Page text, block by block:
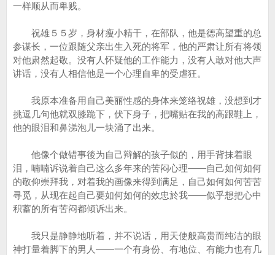
一样顺从而卑贱。
祝雄５５岁，身材瘦小精干，在部队，他是德高望重的总
参谋长，一位跟随父亲出生入死的将军，他的严肃让所有将领
对他肃然起敬。没有人怀疑他的工作能力，没有人敢对他大声
讲话，没有人相信他是一个心理自卑的受虐狂。
我原本准备用自己美丽性感的身体来笼络祝雄，没想到才
挑逗几句他就双膝跪下，伏下身子，把嘴贴在我的高跟鞋上，
他的眼泪和鼻涕泡儿一块涌了出来。
他像个做错事後为自己辩解的孩子似的，用手背抹着眼
泪，喃喃诉说着自己这么多年来的苦闷心理——自己如何如何
的敬仰崇拜我，对着我的画像来得到满足，自己如何如何苦苦
寻觅，从现在起自己要如何如何的效忠於我——似乎想把心中
积蓄的所有苦闷都倾诉出来。
我只是静静地听着，并不说话，用天使般高贵而纯洁的眼
神打量着脚下的男人——一个有身份、有地位、有能力也有几